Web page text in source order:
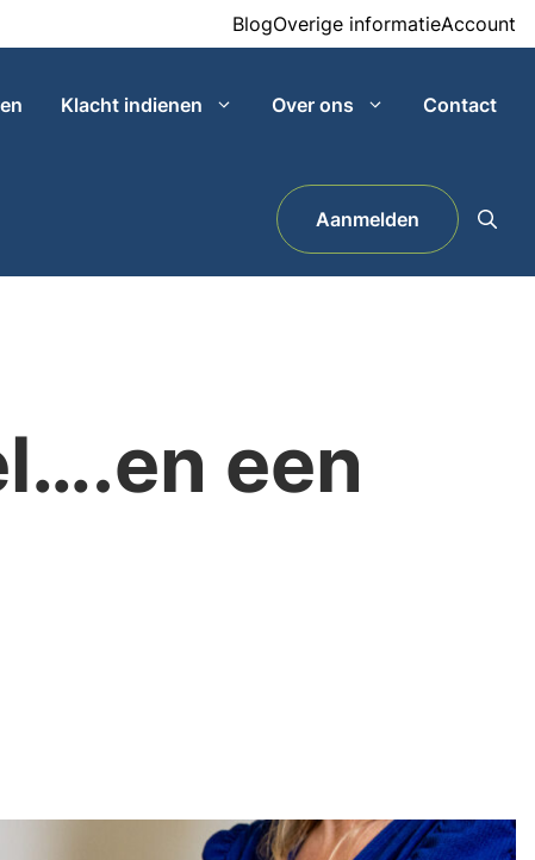
BlogOverige informatieAccount
Klacht indienen Over ons Contact
Aanmelden
een